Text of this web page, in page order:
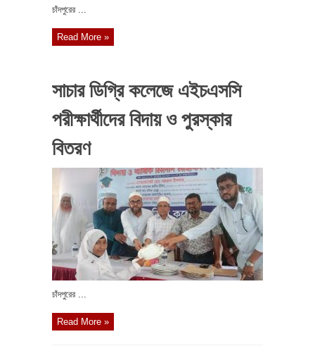
চাঁদপুরের ...
Read More »
সাচার ডিগ্রি কলেজে এইচএসসি
পরীক্ষার্থীদের বিদায় ও পুরস্কার
বিতরণ
চাঁদপুরের ...
Read More »